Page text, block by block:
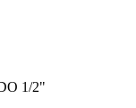
1/2"